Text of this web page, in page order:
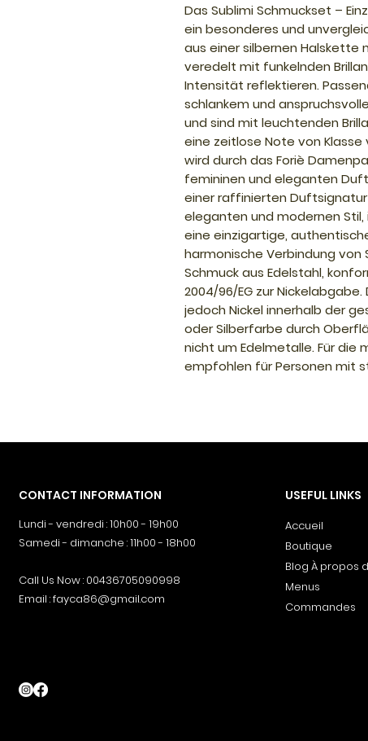
Das Sublimi Schmuckset –
ein besonderes und
aus einer silbernen Halskette
veredelt mit funkelnden
Intensität reflektieren.
schlankem und
und sind mit leuchtenden
eine zeitlose Note von
wird durch das Foriè
femininen und eleganten
einer raffinierten Duftsignatur
eleganten und modernen
eine einzigartige,
harmonische Verbindung
Schmuck aus Edelstahl,
2004/96/EG zur
jedoch Nickel innerhalb der
oder Silberfarbe durch
nicht um Edelmetalle. Für die
empfohlen für Personen mit
CONTACT INFORMATION
Lundi - vendredi : 10h00 - 19h00
Samedi - dimanche : 11h00 - 18h00
Call Us Now : 00436705090998
Email :fayca86@gmail.com
USEFUL LINKS
Accueil
Boutique
Blog À propos
Menus
Commandes